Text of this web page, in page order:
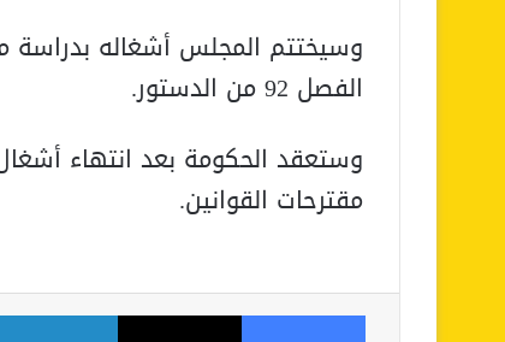
وسيختتم المجلس أشغاله بدراسة
الفصل 92 من الدستور.
وستعقد الحكومة بعد انتهاء
مقترحات القوانين.
فيسبوك ‫X